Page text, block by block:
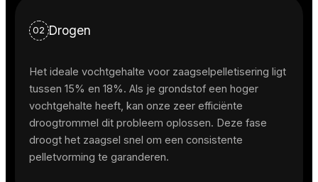
02 Drogen
Het ideale vochtgehalte voor zaagselpelletisering ligt
tussen 15% en 18%. Als je grondstof een hoger
vochtgehalte heeft, kan onze zeer efficiënte
droogtrommel dit probleem oplossen. Deze fase
droogt het zaagsel snel om een consistente
pelletvorming te garanderen.